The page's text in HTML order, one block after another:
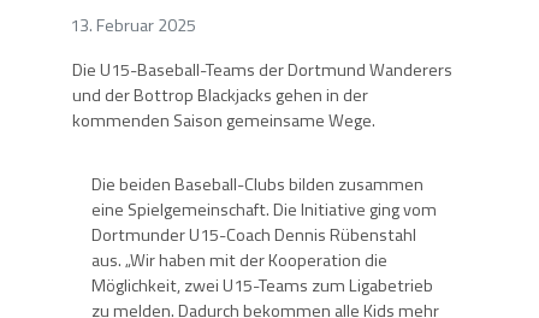
13. Februar 2025
Die U15-Baseball-Teams der Dortmund Wanderers
und der Bottrop Blackjacks gehen in der
kommenden Saison gemeinsame Wege.
Die beiden Baseball-Clubs bilden zusammen
eine Spielgemeinschaft. Die Initiative ging vom
Dortmunder U15-Coach Dennis Rübenstahl
aus. „Wir haben mit der Kooperation die
Möglichkeit, zwei U15-Teams zum Ligabetrieb
zu melden. Dadurch bekommen alle Kids mehr